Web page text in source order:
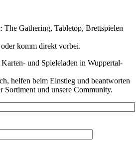
The Gathering, Tabletop, Brettspielen
komm direkt vorbei.
und Spieleladen in Wuppertal-
helfen beim Einstieg und beantworten
Sortiment und unsere Community.